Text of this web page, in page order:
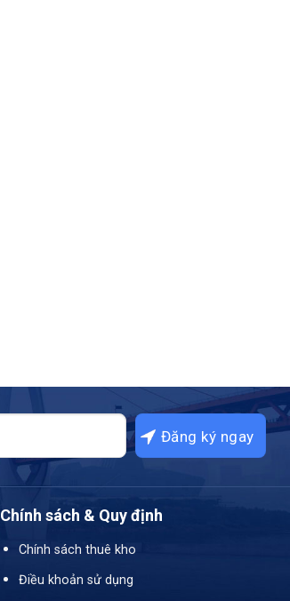
Chính sách & Quy định
Chính sách thuê kho
Điều khoản sử dụng